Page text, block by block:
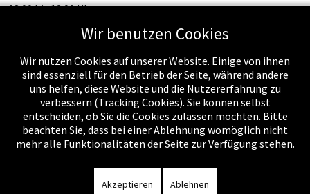
08:00 bis 12:00 Uhr
Wir benutzen Cookies
Wir nutzen Cookies auf unserer Website. Einige von ihnen
sind essenziell für den Betrieb der Seite, während andere
uns helfen, diese Website und die Nutzererfahrung zu
verbessern (Tracking Cookies). Sie können selbst
entscheiden, ob Sie die Cookies zulassen möchten. Bitte
beachten Sie, dass bei einer Ablehnung womöglich nicht
mehr alle Funktionalitäten der Seite zur Verfügung stehen.
Akzeptieren Ablehnen